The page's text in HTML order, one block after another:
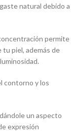
natural debido a
permite
piel, además de
contorno y los
un aspecto
expresión